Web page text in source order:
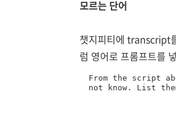
모르는 단어
챗지피티에 transcript
럼 영어로 프롬프트를
From the script
not know. List